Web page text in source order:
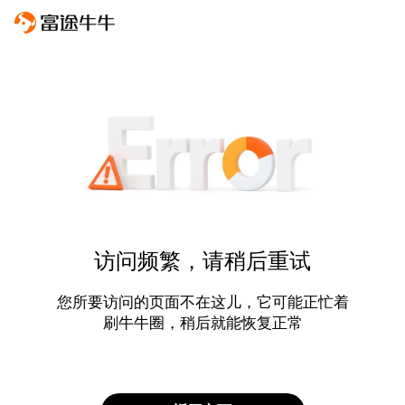
访问频繁，请稍后重试
您所要访问的页面不在这儿，它可能正忙着
刷牛牛圈，稍后就能恢复正常